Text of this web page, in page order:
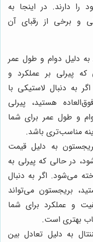
را دارند. در اینجا به
و برخی از رقبای آن
دلیل دوام و طول عمر
که پیرلی بر عملکرد و
به دنبال لاستیکی با
هستید، پیرلی
و طول عمر برای شما
مناسب‌تری باشد.
به دلیل قیمت
در حالی که پیرلی به
می‌شود. اگر به دنبال
بریجستون می‌تواند
و عملکرد برای شما
بهتری است.
به دلیل تعادل بین